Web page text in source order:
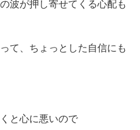
波が押し寄せてくる心配も
て、ちょっとした自信にも
と心に悪いので